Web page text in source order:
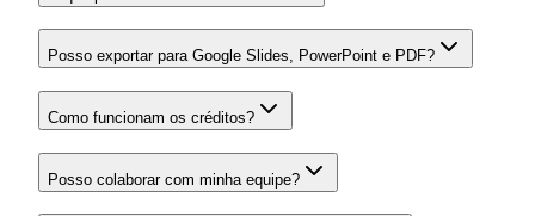
Posso exportar para Google Slides, PowerPoint e PDF?
Como funcionam os créditos?
Posso colaborar com minha equipe?